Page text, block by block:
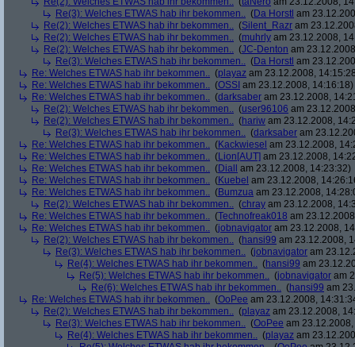
Re(3): Welches ETWAS hab ihr bekommen.. (Da Horstl am
Re(2): Welches ETWAS hab ihr bekommen.. (Silent_Razr am
Re(2): Welches ETWAS hab ihr bekommen.. (muhrly am 23.12.2008,
Re(2): Welches ETWAS hab ihr bekommen.. (JC-Denton am
Re(3): Welches ETWAS hab ihr bekommen.. (Da Horstl am
Re: Welches ETWAS hab ihr bekommen.. (playaz am 23.12.2008,
Re: Welches ETWAS hab ihr bekommen.. (OSSI am 23.12.2008, 14:16:18)
Re: Welches ETWAS hab ihr bekommen.. (darksaber am 23.12.2008,
Re(2): Welches ETWAS hab ihr bekommen.. (user96106 am
Re(2): Welches ETWAS hab ihr bekommen.. (hariw am 23.12.2008,
Re(3): Welches ETWAS hab ihr bekommen.. (darksaber am
Re: Welches ETWAS hab ihr bekommen.. (Kackwiesel am 23.12.2008,
Re: Welches ETWAS hab ihr bekommen.. (Lion[AUT] am 23.12.2008,
Re: Welches ETWAS hab ihr bekommen.. (Diall
am 23.12.2008, 14:23:32)
Re: Welches ETWAS hab ihr bekommen.. (Kuebel am 23.12.2008,
Re: Welches ETWAS hab ihr bekommen.. (Bumzua am 23.12.2008,
Re(2): Welches ETWAS hab ihr bekommen.. (chray am 23.12.2008,
Re: Welches ETWAS hab ihr bekommen.. (Technofreak018 am
Re: Welches ETWAS hab ihr bekommen.. (jobnavigator am 23.12.2008,
Re(2): Welches ETWAS hab ihr bekommen.. (hansi99 am 23.12.2008,
Re(3): Welches ETWAS hab ihr bekommen.. (jobnavigator am
Re(4): Welches ETWAS hab ihr bekommen.. (hansi99 am
Re(5): Welches ETWAS hab ihr bekommen.. (jobnavigator am
Re(6): Welches ETWAS hab ihr bekommen.. (hansi99 am
Re: Welches ETWAS hab ihr bekommen.. (OoPee am 23.12.2008,
Re(2): Welches ETWAS hab ihr bekommen.. (playaz am 23.12.2008,
Re(3): Welches ETWAS hab ihr bekommen.. (OoPee am
Re(4): Welches ETWAS hab ihr bekommen.. (playaz am